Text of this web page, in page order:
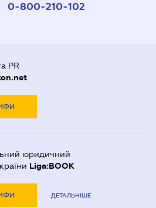
0-800-210-102
PR
юридичний
Liga:BOOK
ДЕТАЛЬНІШЕ